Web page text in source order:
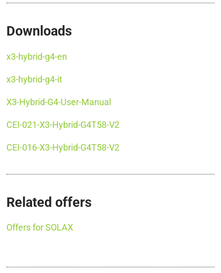
Downloads
x3-hybrid-g4-en
x3-hybrid-g4-it
X3-Hybrid-G4-User-Manual
CEI-021-X3-Hybrid-G4T58-V2
CEI-016-X3-Hybrid-G4T58-V2
Related offers
Offers for SOLAX